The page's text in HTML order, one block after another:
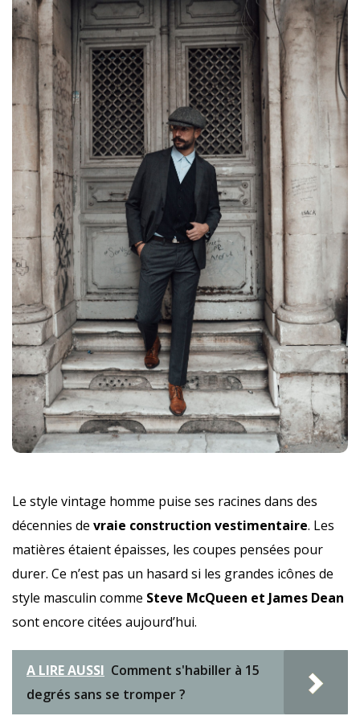
Le style vintage homme puise ses racines dans des
décennies de vraie construction vestimentaire. Les
matières étaient épaisses, les coupes pensées pour
durer. Ce n’est pas un hasard si les grandes icônes de
style masculin comme Steve McQueen et James Dean
sont encore citées aujourd’hui.
A LIRE AUSSI Comment s'habiller à 15
degrés sans se tromper ?